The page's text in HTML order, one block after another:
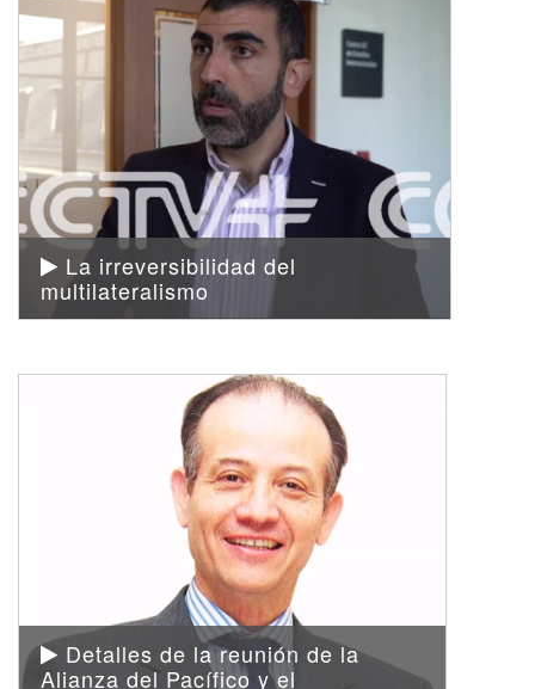
La irreversibilidad del
multilateralismo
Detalles de la reunión de la
Alianza del Pacífico y el